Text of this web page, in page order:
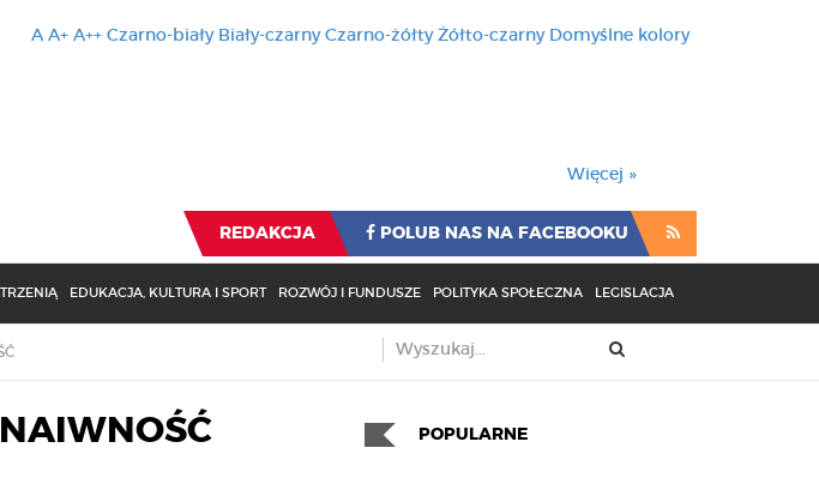
A A+ A++ Czarno-biały Biały-czarny Czarno-żółty Żółto-czarny Domyślne kolory
Więcej »
REDAKCJA POLUB NAS NA FACEBOOKU
EDUKACJA, KULTURA I SPORT ROZWÓJ I FUNDUSZE POLITYKA SPOŁECZNA LEGISLACJA
POPULARNE